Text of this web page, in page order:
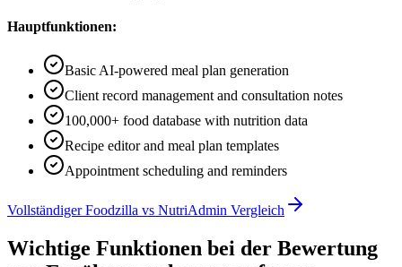
Hauptfunktionen:
Basic AI-powered meal plan generation
Client record management and consultation notes
100,000+ food database with nutrition data
Recipe editor and meal plan templates
Appointment scheduling and reminders
Vollständiger Foodzilla vs NutriAdmin Vergleich
Wichtige Funktionen bei der Bewertung